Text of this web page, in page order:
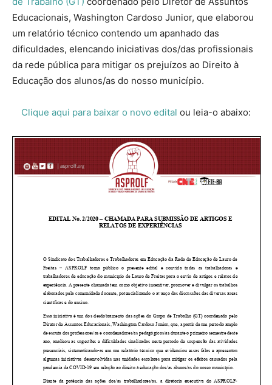
Educacionais, Washington Cardoso Junior, que elaborou
um relatório técnico contendo um apanhado das
dificuldades, elencando iniciativas dos/das profissionais
da rede pública para mitigar os prejuízos ao Direito à
Educação dos alunos/as do nosso município.
Clique aqui para baixar o novo edital ou leia-o abaixo: